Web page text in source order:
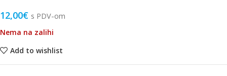
12,00€ s PDV-om
Nema na zalihi
Add to wishlist